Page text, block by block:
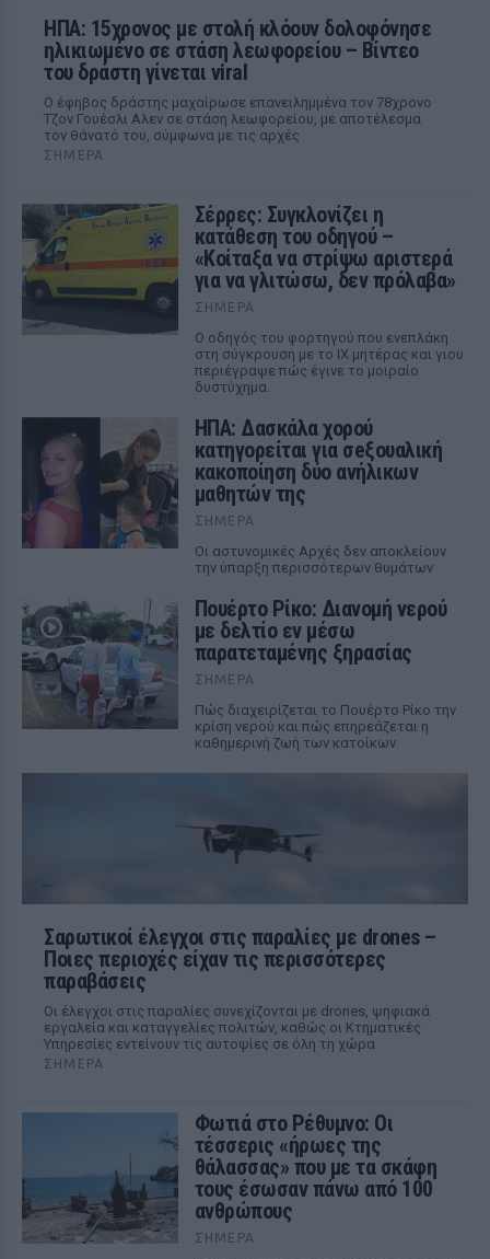
ΗΠΑ: 15χρονος με στολή κλόουν δολοφόνησε
ηλικιωμένο σε στάση λεωφορείου – Βίντεο
του δράστη γίνεται viral
Ο έφηβος δράστης μαχαίρωσε επανειλημμένα τον 78χρονο
Τζον Γουέσλι Αλεν σε στάση λεωφορείου, με αποτέλεσμα
τον θάνατό του, σύμφωνα με τις αρχές
ΣΉΜΕΡΑ
Σέρρες: Συγκλονίζει η
κατάθεση του οδηγού –
«Κοίταξα να στρίψω αριστερά
για να γλιτώσω, δεν πρόλαβα»
ΣΉΜΕΡΑ
Ο οδηγός του φορτηγού που ενεπλάκη
στη σύγκρουση με το ΙΧ μητέρας και γιου
περιέγραψε πώς έγινε το μοιραίο
δυστύχημα.
ΗΠΑ: Δασκάλα χορού
κατηγορείται για σeξουαλική
κακοποίηση δύο ανήλικων
μαθητών της
ΣΉΜΕΡΑ
Οι αστυνομικές Αρχές δεν αποκλείουν
την ύπαρξη περισσότερων θυμάτων
Πουέρτο Ρίκο: Διανομή νερού
με δελτίο εν μέσω
παρατεταμένης ξηρασίας
ΣΉΜΕΡΑ
Πώς διαχειρίζεται το Πουέρτο Ρίκο την
κρίση νερού και πώς επηρεάζεται η
καθημερινή ζωή των κατοίκων
Σαρωτικοί έλεγχοι στις παραλίες με drones –
Ποιες περιοχές είχαν τις περισσότερες
παραβάσεις
Οι έλεγχοι στις παραλίες συνεχίζονται με drones, ψηφιακά
εργαλεία και καταγγελίες πολιτών, καθώς οι Κτηματικές
Υπηρεσίες εντείνουν τις αυτοψίες σε όλη τη χώρα
ΣΉΜΕΡΑ
Φωτιά στο Ρέθυμνο: Οι
τέσσερις «ήρωες της
θάλασσας» που με τα σκάφη
τους έσωσαν πάνω από 100
ανθρώπους
ΣΉΜΕΡΑ